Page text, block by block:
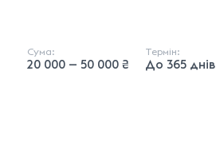
Сума:
20 000 — 50 000 ₴
Термін:
До 365 днів